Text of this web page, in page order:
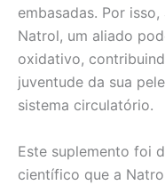
embasadas. Por
Natrol, um aliado
oxidativo,
juventude da sua
sistema circulatório.
Este suplemento foi
científico que a